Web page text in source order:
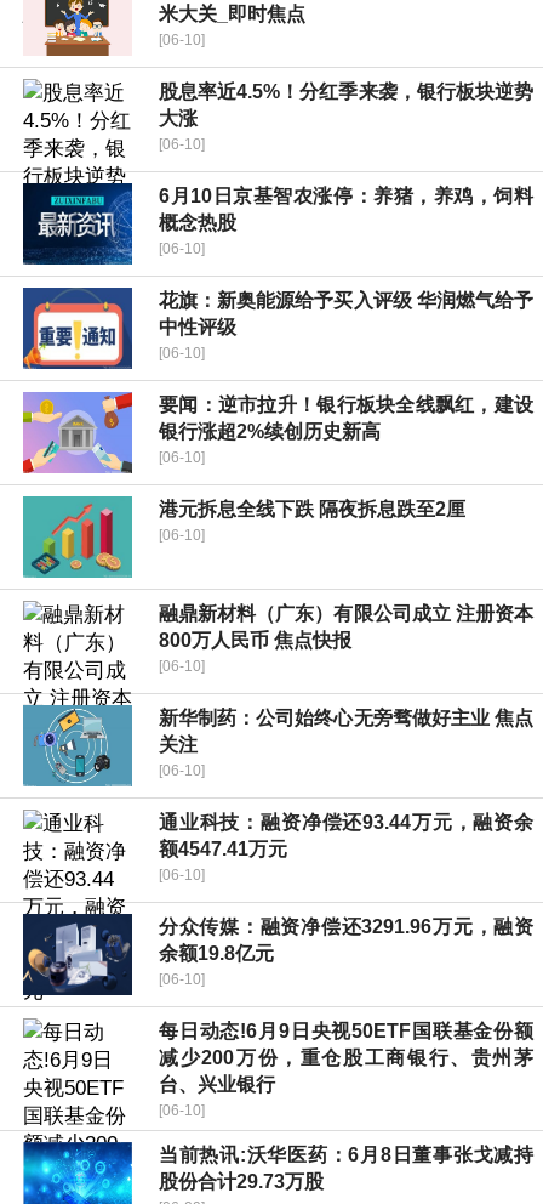
米大关_即时焦点
[06-10]
股息率近4.5%！分红季来袭，银行板块逆势
大涨
[06-10]
6月10日京基智农涨停：养猪，养鸡，饲料
概念热股
[06-10]
花旗：新奥能源给予买入评级 华润燃气给予
中性评级
[06-10]
要闻：逆市拉升！银行板块全线飘红，建设
银行涨超2%续创历史新高
[06-10]
港元拆息全线下跌 隔夜拆息跌至2厘
[06-10]
融鼎新材料（广东）有限公司成立 注册资本
800万人民币 焦点快报
[06-10]
新华制药：公司始终心无旁骛做好主业 焦点
关注
[06-10]
通业科技：融资净偿还93.44万元，融资余
额4547.41万元
[06-10]
分众传媒：融资净偿还3291.96万元，融资
余额19.8亿元
[06-10]
每日动态!6月9日央视50ETF国联基金份额
减少200万份，重仓股工商银行、贵州茅
台、兴业银行
[06-10]
当前热讯:沃华医药：6月8日董事张戈减持
股份合计29.73万股